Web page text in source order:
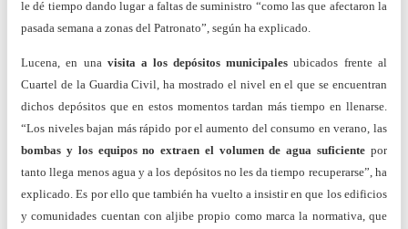
le dé tiempo dando lugar a faltas de suministro “como las que afectaron la
pasada semana a zonas del Patronato”, según ha explicado.
Lucena, en unavisita a los depósitos municipales ubicados frente al
Cuartel de la Guardia Civil, ha mostrado el nivel en el que se encuentran
dichos depósitos que en estos momentos tardan más tiempo en llenarse.
“Los niveles bajan más rápido por el aumento del consumo en verano, las
bombas y los equipos no extraen el volumen de agua suficiente por
tanto llega menos agua y a los depósitos no les da tiempo recuperarse”, ha
explicado. Es por ello que también ha vuelto a insistir en que los edificios
y comunidades cuentan con aljibe propio como marca la normativa, que